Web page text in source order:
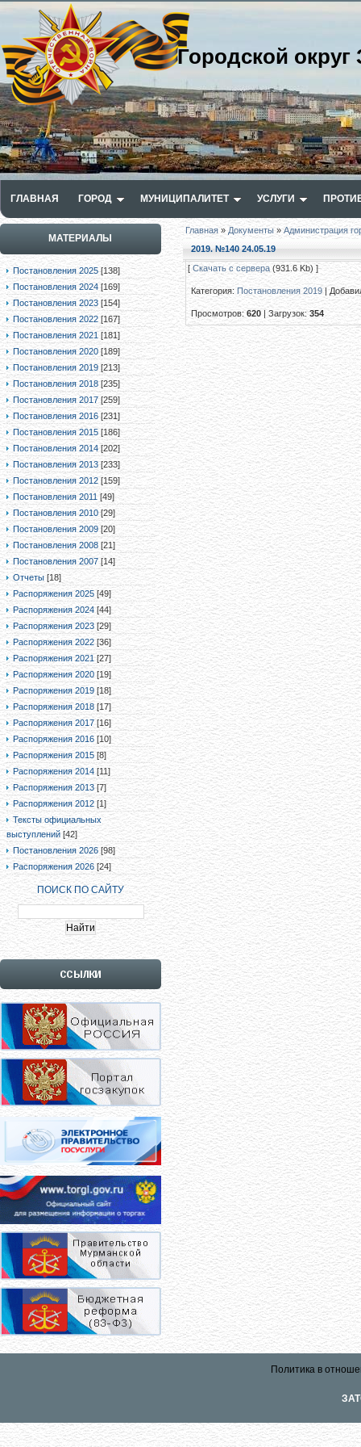
Городской
ГЛАВНАЯ ГОРОД МУНИЦИПАЛИТЕТ УСЛУГИ
МАТЕРИАЛЫ
Постановления 2025 [138]
Постановления 2024 [169]
Постановления 2023 [154]
Постановления 2022 [167]
Постановления 2021 [181]
Постановления 2020 [189]
Постановления 2019 [213]
Постановления 2018 [235]
Постановления 2017 [259]
Постановления 2016 [231]
Постановления 2015 [186]
Постановления 2014 [202]
Постановления 2013 [233]
Постановления 2012 [159]
Постановления 2011 [49]
Постановления 2010 [29]
Постановления 2009 [20]
Постановления 2008 [21]
Постановления 2007 [14]
Отчеты [18]
Распоряжения 2025 [49]
Распоряжения 2024 [44]
Распоряжения 2023 [29]
Распоряжения 2022 [36]
Распоряжения 2021 [27]
Распоряжения 2020 [19]
Распоряжения 2019 [18]
Распоряжения 2018 [17]
Распоряжения 2017 [16]
Распоряжения 2016 [10]
Распоряжения 2015 [8]
Распоряжения 2014 [11]
Распоряжения 2013 [7]
Распоряжения 2012 [1]
Тексты официальных
выступлений [42]
Постановления 2026 [98]
Распоряжения 2026 [24]
ПОИСК ПО САЙТУ
Главная» Документы »Администрация
2019. №140 24.05.19
[Скачать с сервера (931.6 Kb) ]
Категория: Постановления 2019|
Просмотров:620 |Загрузок:354
Политика в